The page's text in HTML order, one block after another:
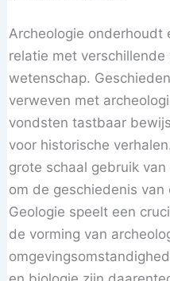
Archeologie onderhoudt
relatie met
wetenschap.
verweven met
vondsten tastbaar
voor historische
grote schaal gebruik
om de geschiedenis
Geologie speelt een
de vorming van